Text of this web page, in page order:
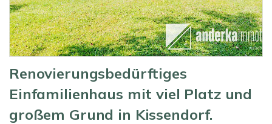
Renovierungsbedürftiges
Einfamilienhaus mit viel Platz und
großem Grund in Kissendorf.